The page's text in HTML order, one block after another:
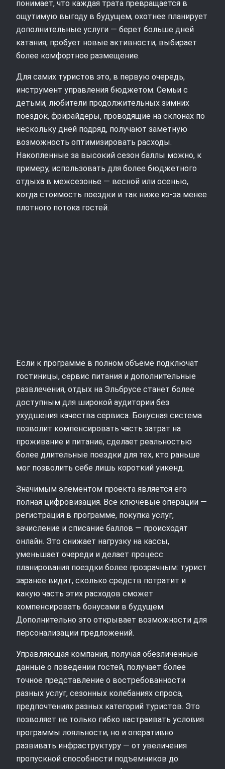
понимает, что каждая трата превращается в
ощутимую выгоду в будущем, охотнее планирует
дополнительные услуги — берет больше дней
катания, пробует новые активности, выбирает
более комфортное размещение.
Для самих туристов это, в первую очередь,
инструмент управления бюджетом. Семьи с
детьми, любители продолжительных зимних
поездок, фрирайдеры, проводящие на склонах по
нескольку дней подряд, получают заметную
возможность оптимизировать расходы.
Накопленные за высокий сезон баллы можно, к
примеру, использовать для более бюджетного
отдыха в межсезонье — весной или осенью,
когда стоимость поездки и так ниже из-за менее
плотного потока гостей.
Если к программе в полном объеме подключат
гостиницы, сервис питания и дополнительные
развлечения, отдых на Эльбрусе станет более
доступным для широкой аудитории без
ухудшения качества сервиса. Бонусная система
позволит компенсировать часть затрат на
проживание и питание, сделает реальностью
более длительные поездки для тех, кто раньше
мог позволить себе лишь короткий уикенд.
Значимым элементом проекта является его
полная цифровизация. Все ключевые операции —
регистрация в программе, покупка услуг,
зачисление и списание баллов — происходят
онлайн. Это снижает нагрузку на кассы,
уменьшает очереди и делает процесс
планирования поездки более прозрачным: турист
заранее видит, сколько средств потратит и
какую часть этих расходов сможет
компенсировать бонусами в будущем.
Дополнительно это открывает возможности для
персонализации предложений.
Управляющая компания, получая обезличенные
данные о поведении гостей, получает более
точное представление о востребованности
разных услуг, сезонных колебаниях спроса,
предпочтениях разных категорий туристов. Это
позволяет не только гибко настраивать условия
программы лояльности, но и оперативно
развивать инфраструктуру — от увеличения
пропускной способности подъемников до